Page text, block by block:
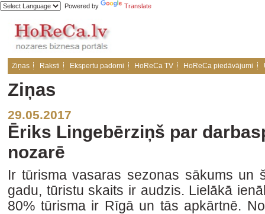
Powered by Translate
Ziņas Raksti Ekspertu padomi HoReCa TV HoReCa piedāvājumi
Ziņas
29.05.2017
Ēriks Lingebērziņš par
nozarē
Ir tūrisma vasaras sezonas sākums un
gadu, tūristu skaits ir audzis. Lielākā
80% tūrisma ir Rīgā un tās apkārtnē.